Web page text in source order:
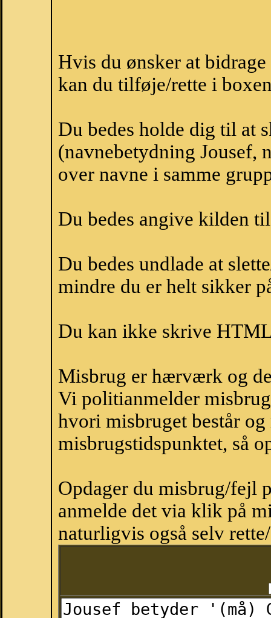
Hvis du ønsker at
kan du tilføje/rette i
Du bedes holde dig til at
(navnebetydning Jousef,
over navne i samme
Du bedes angive kilden
Du bedes undlade at
mindre du er helt sikker
Du kan ikke skrive
Misbrug er hærværk og
Vi politianmelder
hvori misbruget består
misbrugstidspunktet, så
Opdager du misbrug/fejl
anmelde det via klik på
naturligvis også selv